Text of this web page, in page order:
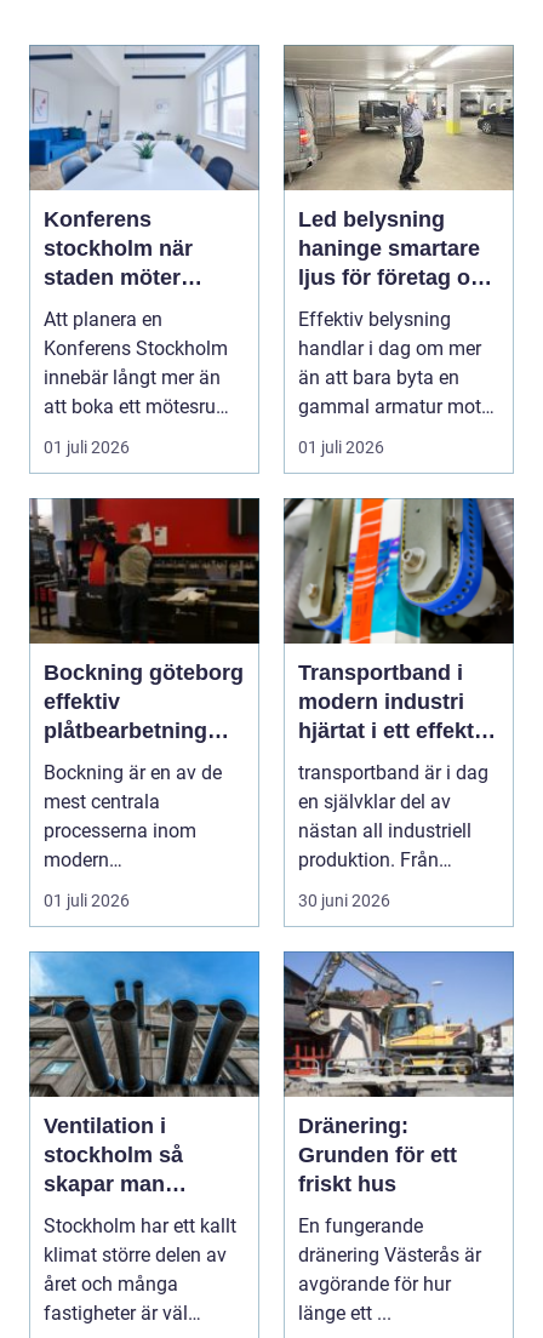
Konferens
stockholm när
staden möter
skärgård och
landsbygd
Att planera en
Konferens Stockholm
innebär långt mer än
att boka ett mötesrum
och ordna fika. Företa...
01 juli 2026
Led belysning
haninge smartare
ljus för företag och
fastigheter
Effektiv belysning
handlar i dag om mer
än att bara byta en
gammal armatur mot
en ny. Företag, bosta...
01 juli 2026
Bockning göteborg
effektiv
plåtbearbetning
med precision
Bockning är en av de
mest centrala
processerna inom
modern
plåtbearbetning. I en
industriregion som ...
01 juli 2026
Transportband i
modern industri
hjärtat i ett effektivt
transportband är i dag
en självklar del av
nästan all industriell
produktion. Från
stenbrott och åte...
30 juni 2026
Ventilation i
stockholm så
skapar man
hälsosam och
energieffektiv
inomhusluft
Stockholm har ett kallt
klimat större delen av
året och många
fastigheter är väl
Dränering:
Grunden för ett
friskt hus
En fungerande
dränering Västerås är
avgörande för hur
länge ett ...